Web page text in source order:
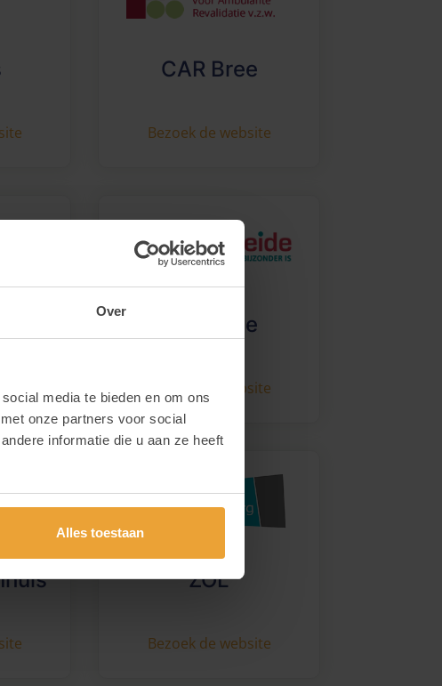
Over
media te bieden en om ons
onze partners voor social
informatie die u aan ze heeft
Alles toestaan
CAR Bree
Bezoek de website
Ter Heide
Bezoek de website
ZOL
Bezoek de website